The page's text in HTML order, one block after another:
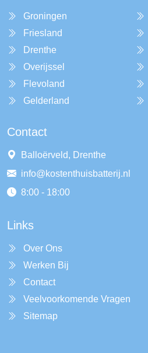
Groningen
Friesland
Drenthe
Overijssel
Flevoland
Gelderland
Contact
Balloërveld, Drenthe
info@kostenthuisbatterij.nl
8:00 - 18:00
Links
Over Ons
Werken Bij
Contact
Veelvoorkomende Vragen
Sitemap